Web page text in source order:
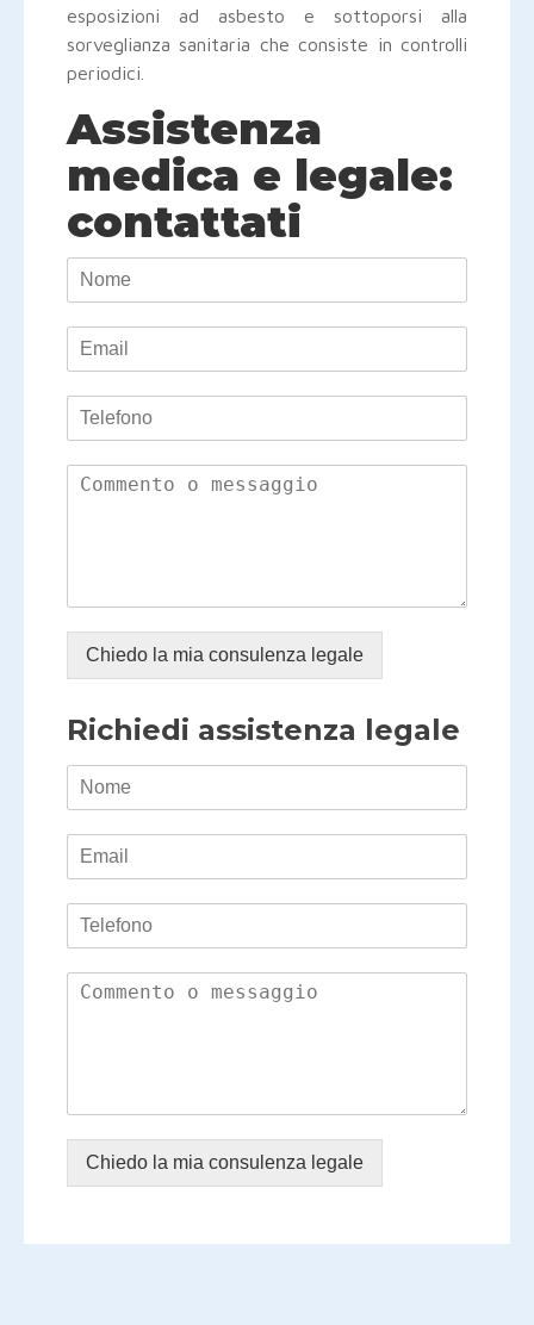
esposizioni ad asbesto e sottoporsi alla
sorveglianza sanitaria che consiste in controlli
periodici.
Assistenza
medica e legale:
contattati
Chiedo la mia consulenza legale
Richiedi assistenza legale
Chiedo la mia consulenza legale